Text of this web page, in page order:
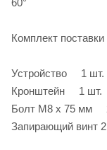
60°
Комплект поставки
Устройство 1 шт.
Кронштейн 1 шт.
Болт M8 x 75 мм
Запирающий винт